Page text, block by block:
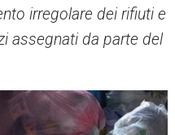
irregolare dei rifiuti e
assegnati da parte del